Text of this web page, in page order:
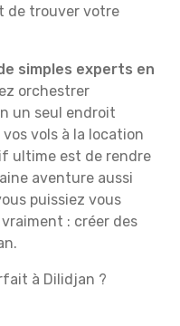
de trouver votre
simples experts en
orchestrer
un seul endroit
vols à la location
ultime est de rendre
aventure aussi
puissiez vous
: créer des
à Dilidjan ?